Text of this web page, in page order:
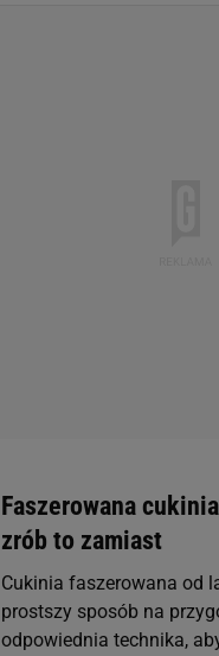
Faszerowana
zrób to zamiast
Cukinia faszerowana od
prostszy sposób na
odpowiednia technika,